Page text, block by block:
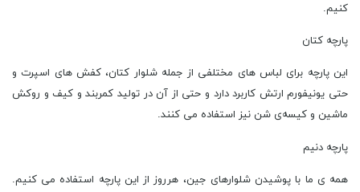
کنیم.
پارچه کتان
این پارچه برای لباس ‌های مختلفی از جمله شلوار کتان، کفش ‌های اسپرت و
حتی یونیفورم ارتش کاربرد دارد و حتی از آن در تولید کمربند و کیف و روکش
ماشین و کیسه‌ی شن نیز استفاده می‌ کنند.
پارچه‌ دنیم
همه ‌ی ما با پوشیدن شلوارهای جین، هرروز از این پارچه استفاده می ‌کنیم.